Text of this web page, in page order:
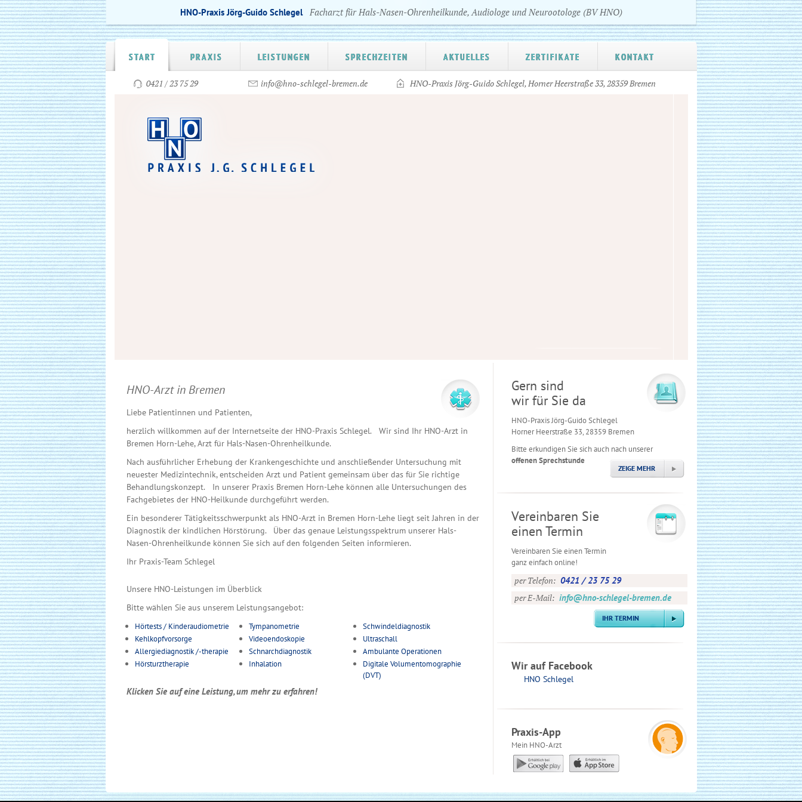
HNO-Praxis Jörg-Guido Schlegel Facharzt für Hals-Nasen-Ohrenheilkunde, Audiologe und Neurootologe (BV HNO)
START PRAXIS LEISTUNGEN SPRECHZEITEN AKTUELLES ZERTIFIKATE KONTAKT
0421 / 23 75 29 info@hno-schlegel-bremen.de HNO-Praxis Jörg-Guido Schlegel, Horner Heerstraße 33, 28359 Bremen
HNO-Arzt in Bremen
Liebe Patientinnen und Patienten,
herzlich willkommen auf der Internetseite der HNO-Praxis Schlegel. Wir sind Ihr HNO-Arzt in
Bremen Horn-Lehe, Arzt für Hals-Nasen-Ohrenheilkunde.
Nach ausführlicher Erhebung der Krankengeschichte und anschließender Untersuchung mit
neuester Medizintechnik, entscheiden Arzt und Patient gemeinsam über das für Sie richtige
Behandlungskonzept. In unserer Praxis Bremen Horn-Lehe können alle Untersuchungen des
Fachgebietes der HNO-Heilkunde durchgeführt werden.
Ein besonderer Tätigkeitsschwerpunkt als HNO-Arzt in Bremen Horn-Lehe liegt seit Jahren in der
Diagnostik der kindlichen Hörstörung. Über das genaue Leistungsspektrum unserer Hals-
Nasen-Ohrenheilkunde können Sie sich auf den folgenden Seiten informieren.
Ihr Praxis-Team Schlegel
Unsere HNO-Leistungen im Überblick
Bitte wählen Sie aus unserem Leistungsangebot:
Hörtests / Kinderaudiometrie Tympanometrie
Schwindeldiagnostik
Kehlkopfvorsorge
Videoendoskopie
Ultraschall
Allergiediagnostik /-therapie
Schnarchdiagnostik
Ambulante Operationen
Hörsturztherapie
Inhalation
Digitale Volumentomographie
(DVT)
Klicken Sie auf eine Leistung, um mehr zu erfahren!
Gern sind
wir für Sie da
HNO-Praxis Jörg-Guido Schlegel
Horner Heerstraße 33, 28359 Bremen
Bitte erkundigen Sie sich auch nach unserer
offenen Sprechstunde
ZEIGE MEHR
Vereinbaren Sie
einen Termin
Vereinbaren Sie einen Termin
ganz einfach online!
per Telefon: 0421 / 23 75 29
per E-Mail: info@hno-schlegel-bremen.de
IHR TERMIN
Wir auf Facebook
HNO Schlegel
Praxis-App
Mein HNO-Arzt